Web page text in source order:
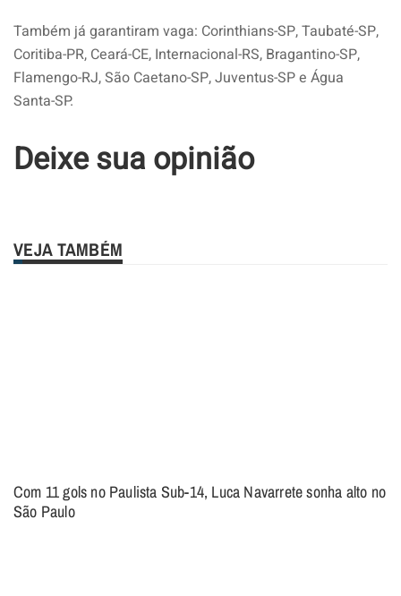
Também já garantiram vaga: Corinthians-SP, Taubaté-SP,
Coritiba-PR, Ceará-CE, Internacional-RS, Bragantino-SP,
Flamengo-RJ, São Caetano-SP, Juventus-SP e Água
Santa-SP.
Deixe sua opinião
VEJA TAMBÉM
Com 11 gols no Paulista Sub-14, Luca Navarrete sonha alto no
São Paulo